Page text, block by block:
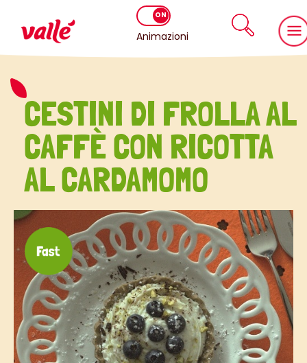
Animazioni
CESTINI DI FROLLA AL
CAFFÈ CON RICOTTA
AL CARDAMOMO